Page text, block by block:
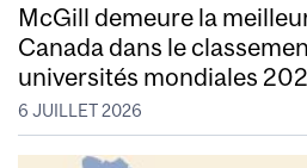
McGill demeure la
Canada dans le
universités mondiales
6 JUILLET 2026